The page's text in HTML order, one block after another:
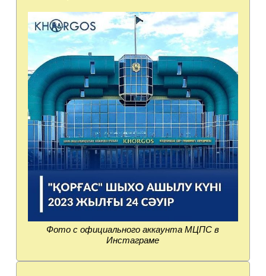
Фото с официального аккаунта МЦПС в
Инстаграме